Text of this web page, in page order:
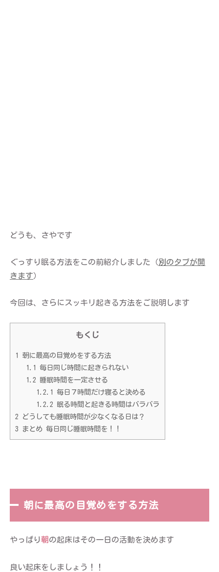
どうも、さやです
ぐっすり眠る方法をこの前紹介しました（別のタブが開
きます）
今回は、さらにスッキリ起きる方法をご説明します
もくじ
1
朝に最高の目覚めをする方法
1.1 毎日同じ時間に起きられない
1.2 睡眠時間を一定させる
1.2.1 毎日７時間だけ寝ると決める
1.2.2 眠る時間と起きる時間はバラバラ
2 どうしても睡眠時間が少なくなる日は？
3 まとめ 毎日同じ睡眠時間を！！
朝に最高の目覚めをする方法
やっぱり朝 の起床はその一日の活動を決めます
良い起床をしましょう！！